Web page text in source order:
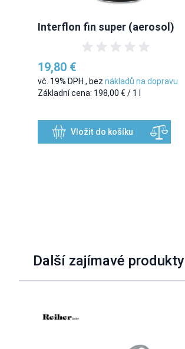
Interflon fin super (aerosol)
19,80 €
vč. 19% DPH , bez nákladů na dopravu
Základní cena: 198,00 € / 1 l
Vložit do košíku
Další zajímavé produkty